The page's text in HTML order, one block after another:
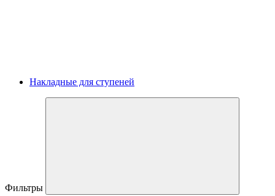
Накладные для ступеней
Фильтры